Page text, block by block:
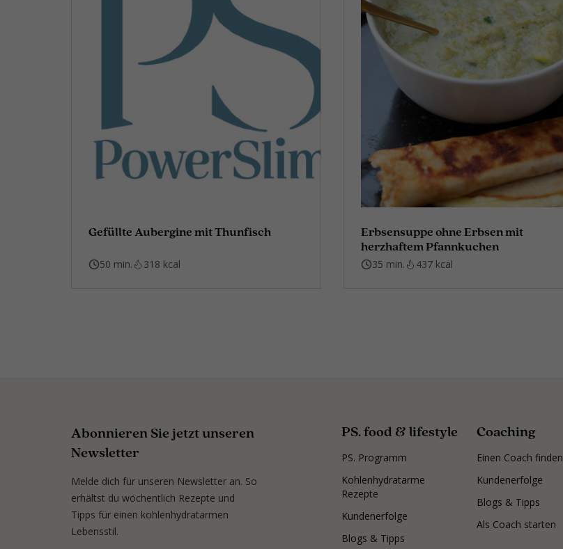
Gefüllte Aubergine mit Thunfisch
50 min. 318 kcal
Erbsensuppe ohne Erbsen mit
herzhaftem Pfannkuchen
35 min. 437 kcal
Abonnieren Sie jetzt unseren
Newsletter
Melde dich für unseren Newsletter an. So
erhältst du wöchentlich Rezepte und
Tipps für einen kohlenhydratarmen
Lebensstil.
PS. food & lifestyle
PS. Programm
Kohlenhydratarme
Rezepte
Kundenerfolge
Blogs & Tipps
Coaching
Einen Coach finden
Kundenerfolge
Blogs & Tipps
Als Coach starten